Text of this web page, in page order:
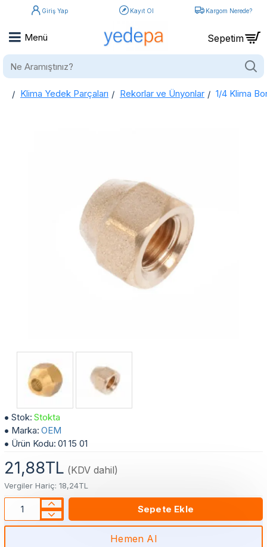
Giriş Yap Kayıt Ol Kargom Nerede?
Ne
home
Klima Yedek Parçaları Rekorlar ve Ünyonlar 1/4 Klima
Stok: Stokta
Marka: OEM
Ürün Kodu: 01 15 01
21,88TL (KDV dahil)
Vergiler Hariç: 18,24TL
Sepete Ekle
Hemen Al